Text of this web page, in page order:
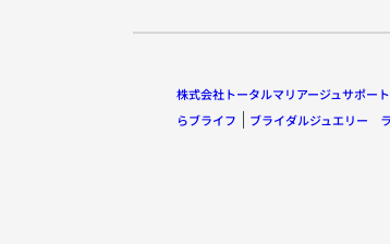
株式会社トータルマリアージュサポート
らブライフ
ブライダルジュエリー